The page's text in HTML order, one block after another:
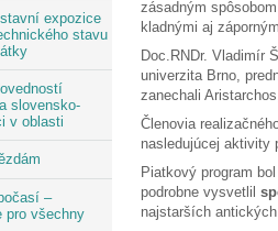
expozice
stavu
slovensko-
v oblasti
–
pro všechny
zásadným
kladnými aj
Doc.RNDr. Vladimír
univerzita Brno,
zanechali
Členovia
nasledujúcej aktivity
Piatkový program
podrobne vysvetlil
najstarších